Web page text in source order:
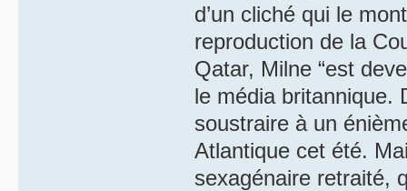
d’un cliché qui le
reproduction de la
Qatar, Milne “est
le média britannique.
soustraire à un
Atlantique cet été.
sexagénaire retraité,